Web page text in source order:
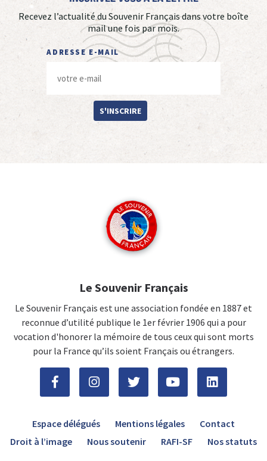
Recevez l’actualité du Souvenir Français dans votre boîte
mail une fois par mois.
ADRESSE E-MAIL
S'INSCRIRE
Le Souvenir Français
Le Souvenir Français est une association fondée en 1887 et
reconnue d’utilité publique le 1er février 1906 qui a pour
vocation d'honorer la mémoire de tous ceux qui sont morts
pour la France qu’ils soient Français ou étrangers.
Espace délégués Mentions légales
Contact
Droit à l’image
Nous soutenir RAFI-SF Nos statuts